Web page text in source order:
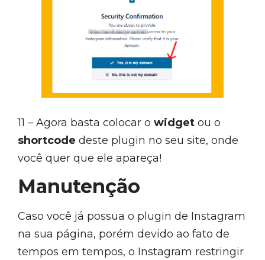
11 – Agora basta colocar o widget ou o
shortcode deste plugin no seu site, onde
você quer que ele apareça!
Manutenção
Caso você já possua o plugin de Instagram
na sua página, porém devido ao fato de
tempos em tempos, o Instagram restringir